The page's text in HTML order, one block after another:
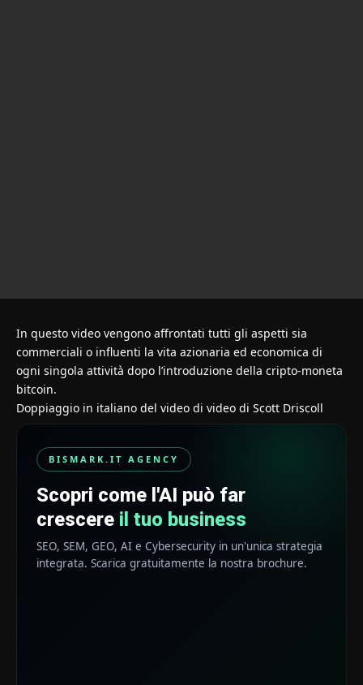
In questo video vengono affrontati tutti gli aspetti sia
commerciali o influenti la vita azionaria ed economica di
ogni singola attività dopo l’introduzione della cripto-moneta
bitcoin.
Doppiaggio in italiano del video di video di Scott Driscoll
BISMARK.IT AGENCY
Scopri come l'AI può far
crescere il tuo business
SEO, SEM, GEO, AI e Cybersecurity in un'unica strategia
integrata. Scarica gratuitamente la nostra brochure.